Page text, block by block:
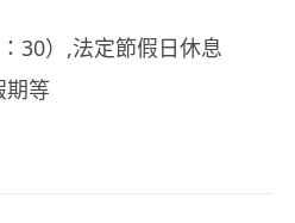
30）,法定節假日休息
期等